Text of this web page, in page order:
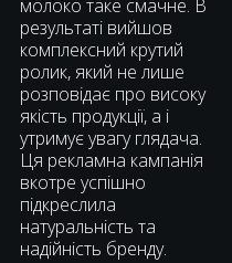
молоко таке смачне. В
результаті вийшов
комплексний крутий
ролик, який не лише
розповідає про високу
якість продукції, а і
утримує увагу глядача.
Ця рекламна кампанія
вкотре успішно
підкреслила
натуральність та
надійність бренду.